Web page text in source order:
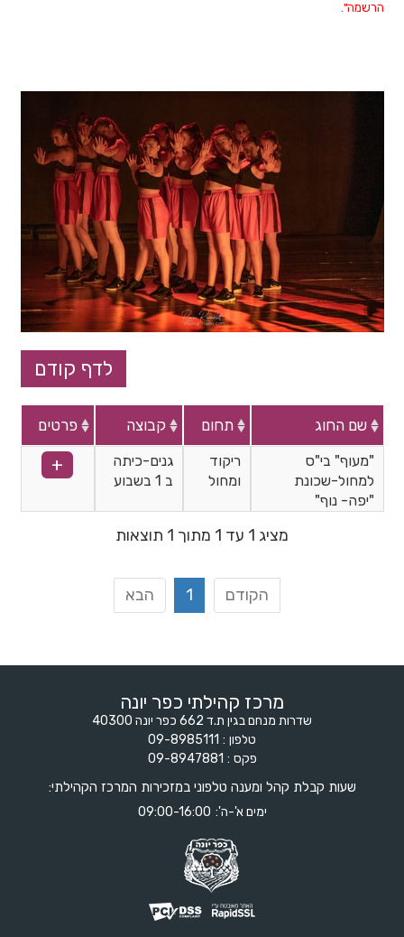
הרשמה".
שם החוג תחום קבוצה פרטים
"מעוף" בי"ס
למחול-שכונת
"יפה- נוף"
ריקוד
ומחול
גנים-כיתה
ב 1 בשבוע
מציג 1 עד 1 מתוך 1 תוצאות
הקודם 1 הבא
מרכז קהילתי כפר יונה
שדרות מנחם בגין ת.ד 662 כפר יונה 40300
טלפון
09-8985111
פקס
09-8947881
שעות קבלת קהל ומענה טלפוני במזכירות המרכז הקהילתי:
ימים א'-ה': 09:00-16:00